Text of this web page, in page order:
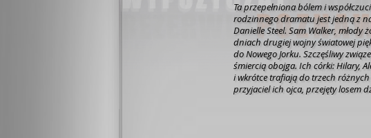
Ta przepełniona bólem i
rodzinnego dramatu jest jedną z
Danielle Steel. Sam Walker, młody
dniach drugiej wojny światowej
do Nowego Jorku. Szczęśliwy
śmiercią obojga. Ich córki: Hilary,
i wkrótce trafiają do trzech
przyjaciel ich ojca, przejęty losem
i poleca mu, aby je odnalazł.